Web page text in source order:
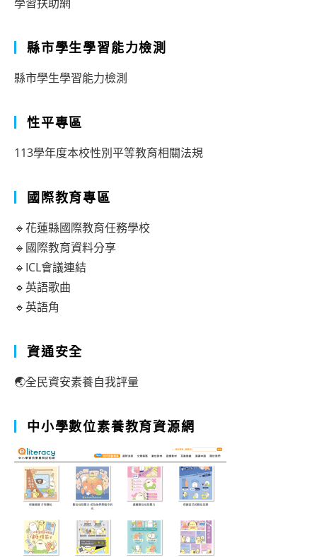
縣市學生學習能力檢測
縣市學生學習能力檢測
性平專區
113學年度本校性別平等教育相關法規
國際教育專區
🔹花蓮縣國際教育任務學校
🔹國際教育資料分享
🔹ICL會議連結
🔹英語歌曲
🔹英語角
資通安全
🌏全民資安素養自我評量
中小學數位素養教育資源網